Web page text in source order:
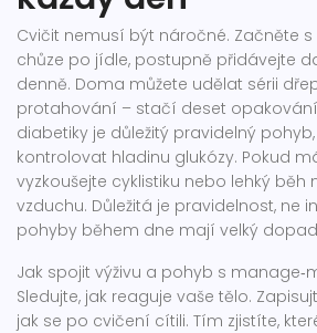
Cvičit nemusí být náročné. Začněte
chůze po jídle, postupně přidávejte
denně. Doma můžete udělat sérii
protahování – stačí deset opakování
diabetiky je důležitý pravidelný
kontrolovat hladinu glukózy. Pokud
vyzkoušejte cyklistiku nebo lehký běh
vzduchu. Důležitá je pravidelnost, ne
pohyby během dne mají velký
Jak spojit výživu a pohyb s
Sledujte, jak reaguje vaše tělo.
jak se po cvičení cítili. Tím zjistíte,